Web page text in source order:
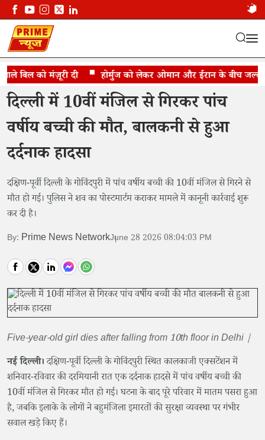
बिल को मंज़ूरी दी होर्मुज को लेकर ओमान और ईरान के बीच जल्द
10वीं मंजिल से गिरकर पांच वर्षीय बच्ची की मौत
दिल्ली में 10वीं मंजिल से गिरकर पांच
वर्षीय बच्ची की मौत, बालकनी से हुआ
दर्दनाक हादसा
दक्षिण-पूर्वी दिल्ली के गोविंदपुरी में पांच वर्षीय बच्ची की 10वीं मंजिल से गिरने से
मौत हो गई। पुलिस ने शव का पोस्टमार्टम कराकर मामले में कानूनी कार्रवाई शुरू
कर दी है।
By: Prime News NetworkJune 28 2026 08:04:03 PM
Five-year-old girl dies after falling from 10th floor in Delhi |
नई दिल्ली।दक्षिण-पूर्वी दिल्ली के गोविंदपुरी स्थित कालकाजी एक्सटेंशन में
शनिवार-रविवार की दरमियानी रात एक दर्दनाक हादसे में पांच वर्षीय बच्ची की
10वीं मंजिल से गिरकर मौत हो गई। घटना के बाद पूरे परिवार में मातम पसरा हुआ
है, जबकि इलाके के लोगों ने बहुमंजिला इमारतों की सुरक्षा व्यवस्था पर गंभीर
सवाल खड़े किए हैं।